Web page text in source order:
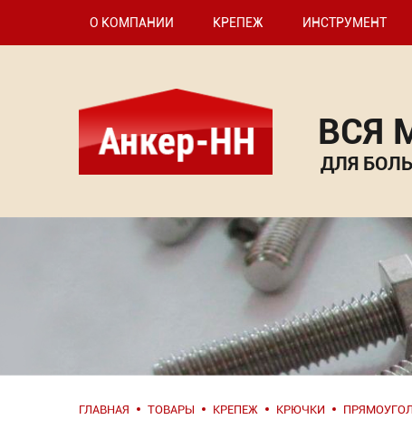
О КОМПАНИИ КРЕПЕЖ ИНСТРУМЕНТ
ВСЯ
ДЛЯ
ГЛАВНАЯ ТОВАРЫ КРЕПЕЖ КРЮЧКИ